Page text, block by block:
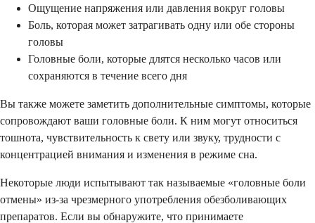
Ощущение напряжения или давления вокруг головы
Боль, которая может затрагивать одну или обе стороны
головы
Головные боли, которые длятся несколько часов или
сохраняются в течение всего дня
Вы также можете заметить дополнительные симптомы, которые
сопровождают ваши головные боли. К ним могут относиться
тошнота, чувствительность к свету или звуку, трудности с
концентрацией внимания и изменения в режиме сна.
Некоторые люди испытывают так называемые «головные боли
отмены» из-за чрезмерного употребления обезболивающих
препаратов. Если вы обнаружите, что принимаете